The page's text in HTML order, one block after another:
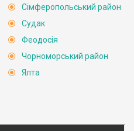
Сімферопольський район
Судак
Феодосія
Чорноморський район
Ялта